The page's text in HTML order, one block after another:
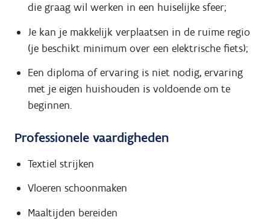
die graag wil werken in een huiselijke sfeer;
Je kan je makkelijk verplaatsen in de ruime regio
(je beschikt minimum over een elektrische fiets);
Een diploma of ervaring is niet nodig, ervaring
met je eigen huishouden is voldoende om te
beginnen.
Professionele vaardigheden
Textiel strijken
Vloeren schoonmaken
Maaltijden bereiden